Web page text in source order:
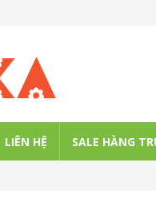
LIÊN HỆ SALE HÀNG